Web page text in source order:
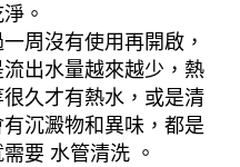
。
周沒有使用再開啟，
出水量越來越少，熱
久才有熱水，或是清
沉澱物和異味，都是
要 水管清洗 。